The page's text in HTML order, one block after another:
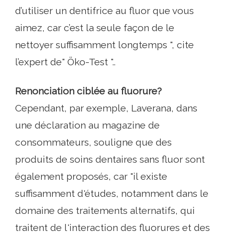
d’utiliser un dentifrice au fluor que vous
aimez, car c’est la seule façon de le
nettoyer suffisamment longtemps ", cite
l’expert de" Öko-Test "..
Renonciation ciblée au fluorure?
Cependant, par exemple, Laverana, dans
une déclaration au magazine de
consommateurs, souligne que des
produits de soins dentaires sans fluor sont
également proposés, car "il existe
suffisamment d'études, notamment dans le
domaine des traitements alternatifs, qui
traitent de l'interaction des fluorures et des